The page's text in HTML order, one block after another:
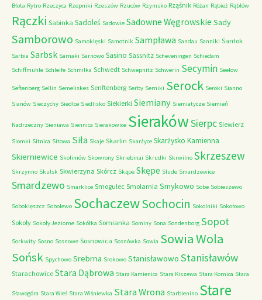
Błota Rytro Rzeczyca Rzepniki Rzeszów Rzuców Rzymsko Rząśnik Różan Rąbież Rąblów
Rączki Sabinka Sadoleś Sadowie Sadowne Węgrowskie Sady
Samborowo Samoklęski Samotnik Sampława Sandau Sanniki Santok
Sarbia Sarbsk Sarnaki Sarnowo Sasino Sassnitz Scheveningen Schiedam
Schiffmuhle Schleife Schmilka Schwedt Schwepnitz Schwerin Secymin Seelow
Seftenberg Sellin Semeliskes Senftenberg Serby Serniki Serock Seroki Sianno
Sianów Sieczychy Siedlce Siedlisko Siekierki Siemiany Siemiatycze Siemień
Nadrzeczny Sieniawa Siennica Sierakowice SierakówSierpc Siewierz
Siomki Sitnica Sitowa Siła Skaje Skarlin Skarżyce Skarżysko Kamienna
Skierniewice Skolimów Skowrony Skriebinai Skrudki Skrwilno Skrzeszew
Skrzynno Skulsk Skwierzyna Skórcz Skąpe Skępe Slude Smardzewice
Smardzewo Smarklice Smogulec Smolarnia Smykowo Sobe Sobieszewo
Soboklęszcz Sobolewo SochaczewSochocin Sokolniki Sokołowo
Sokoły Sokoły Jeziorne Sokółka Somianka Sominy Sona Sondenborg Sopot
Sorkwity Sosno Sosnowe Sosnowica Sosnówka Sowia Sowia Wola
Sońsk Spychowo Srebrna Srokowo Stanisławowo Stanisławów
Starachowice Stara Dąbrowa Stara Kamienica Stara Kiszewa Stara Kornica Stara
Sławogóra Stara Wieś Stara Wiśniewka Stara Wrona Starbienino Stare